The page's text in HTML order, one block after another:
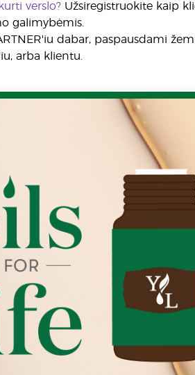
verslo?Užsiregistruokite kaip
galimybėmis.
dabar, paspausdami
arba klientu.